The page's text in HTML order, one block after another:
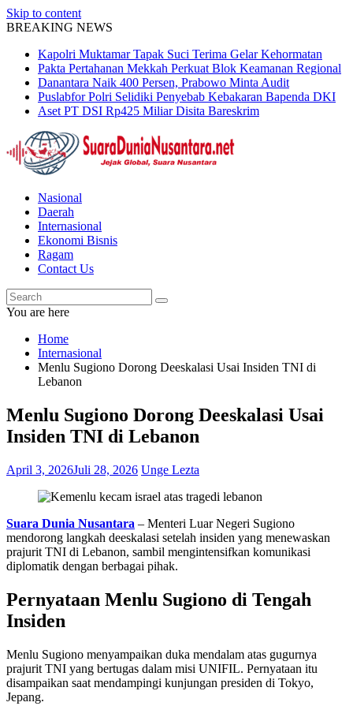
Skip to content
BREAKING NEWS
Kapolri Muktamar Tapak Suci Terima Gelar Kehormatan
Pakta Pertahanan Mekkah Perkuat Blok Keamanan Regional
Danantara Naik 400 Persen, Prabowo Minta Audit
Puslabfor Polri Selidiki Penyebab Kebakaran Bapenda DKI
Aset PT DSI Rp425 Miliar Disita Bareskrim
Nasional
Daerah
Internasional
Ekonomi Bisnis
Ragam
Contact Us
You are here
Home
Internasional
Menlu Sugiono Dorong Deeskalasi Usai Insiden TNI di
Lebanon
Menlu Sugiono Dorong Deeskalasi Usai
Insiden TNI di Lebanon
April 3, 2026Juli 28, 2026 Unge Lezta
Suara Dunia Nusantara – Menteri Luar Negeri Sugiono
mendorong langkah deeskalasi setelah insiden yang menewaskan
prajurit TNI di Lebanon, sambil mengintensifkan komunikasi
diplomatik dengan berbagai pihak.
Pernyataan Menlu Sugiono di Tengah
Insiden
Menlu Sugiono menyampaikan duka mendalam atas gugurnya
prajurit TNI yang bertugas dalam misi UNIFIL. Pernyataan itu
disampaikan saat mendampingi kunjungan presiden di Tokyo,
Jepang.